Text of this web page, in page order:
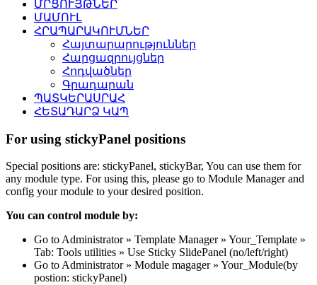
ՄՐՑՈՒՅԹՆԵՐ
ՄԱՄՈՒԼ
ՀՐԱՊԱՐԱԿՈՒՄՆԵՐ
Հայտարարություններ
Հարցազրույցներ
Հոդվածներ
Գրադարան
ՊԱՏԿԵՐԱՍՐԱՀ
ՀԵՏԱԴԱՐՁ ԿԱՊ
For using stickyPanel positions
Special positions are: stickyPanel, stickyBar, You can use them for
any module type. For using this, please go to Module Manager and
config your module to your desired position.
You can control module by:
Go to Administrator » Template Manager » Your_Template »
Tab: Tools utilities » Use Sticky SlidePanel (no/left/right)
Go to Administrator » Module magager » Your_Module(by
postion: stickyPanel)